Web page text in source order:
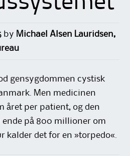
by Michael Alsen Lauridsen,
gensygdommen cystisk
Men medicinen
året per patient, og den
ende på 800 millioner om
kalder det for en »torpedo«.